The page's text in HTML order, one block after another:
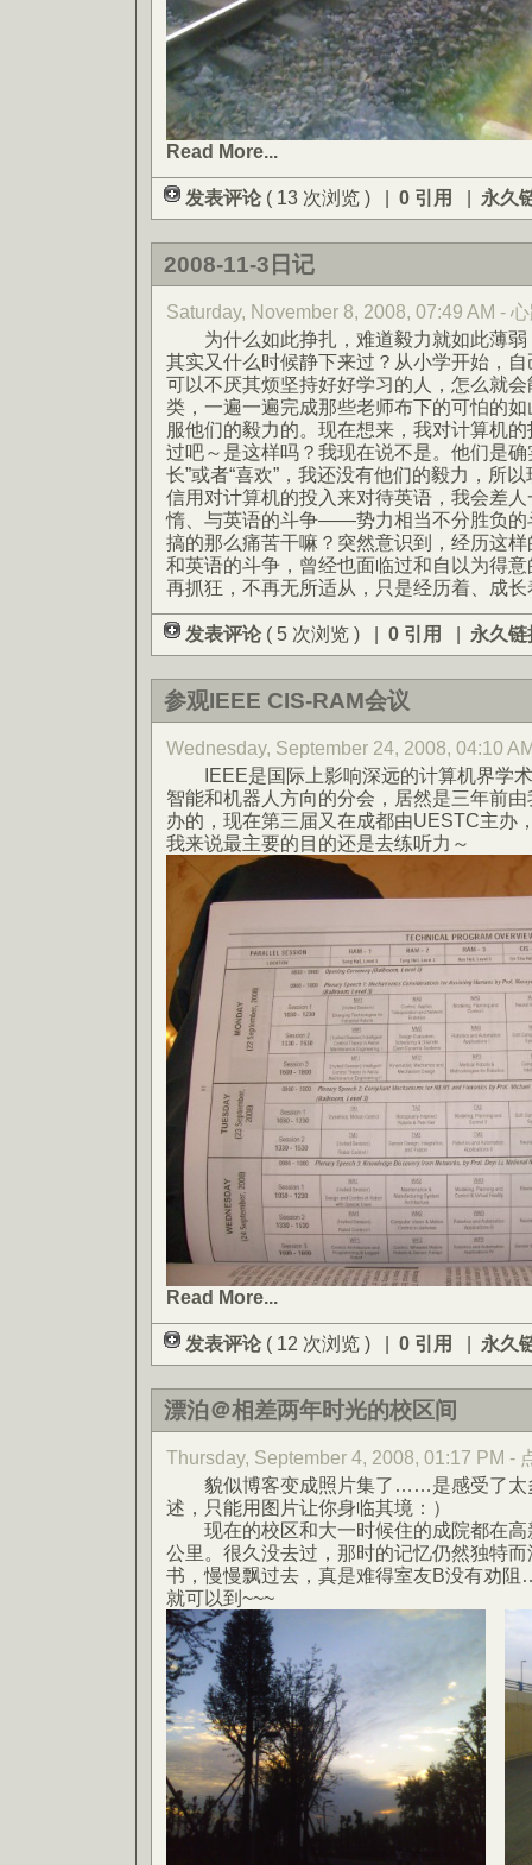
Read More...
发表评论 ( 13 次浏览 ) | 0 引用 | 永久
2008-11-3日记
Saturday, November 8, 2008, 07:49 AM -
为什么如此挣扎，难道毅力就如此薄弱
其实又什么时候静下来过？从小学开始，
可以不厌其烦坚持好好学习的人，怎么就
类，一遍一遍完成那些老师布下的可怕的
服他们的毅力的。现在想来，我对计算机
过吧～是这样吗？我现在说不是。他们是
长”或者“喜欢”，我还没有他们的毅力，所
信用对计算机的投入来对待英语，我会差
惰、与英语的斗争——势力相当不分胜负的
搞的那么痛苦干嘛？突然意识到，经历这
和英语的斗争，曾经也面临过和自以为得
再抓狂，不再无所适从，只是经历着、成长
发表评论 ( 5 次浏览 ) | 0 引用 | 永久链
参观IEEE CIS-RAM会议
Wednesday, September 24, 2008, 04:10
IEEE是国际上影响深远的计算机界学术
智能和机器人方向的分会，居然是三年前
办的，现在第三届又在成都由UESTC主办
我来说最主要的目的还是去练听力～
Read More...
发表评论 ( 12 次浏览 ) | 0 引用 | 永久
漂泊＠相差两年时光的校区间
Thursday, September 4, 2008, 01:17 PM -
貌似博客变成照片集了……是感受了太
述，只能用图片让你身临其境：）
现在的校区和大一时候住的成院都在高
公里。很久没去过，那时的记忆仍然独特
书，慢慢飘过去，真是难得室友B没有劝
就可以到~~~